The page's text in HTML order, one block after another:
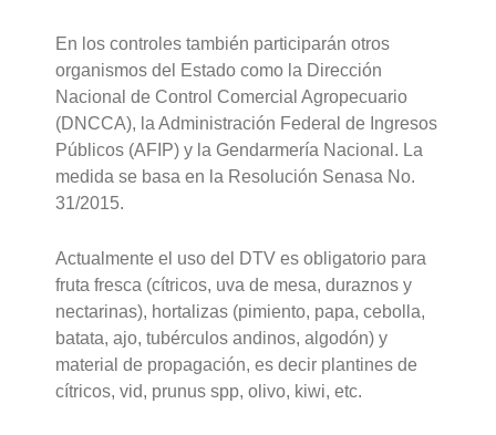
En los controles también participarán otros
organismos del Estado como la Dirección
Nacional de Control Comercial Agropecuario
(DNCCA), la Administración Federal de Ingresos
Públicos (AFIP) y la Gendarmería Nacional. La
medida se basa en la Resolución Senasa No.
31/2015.
Actualmente el uso del DTV es obligatorio para
fruta fresca (cítricos, uva de mesa, duraznos y
nectarinas), hortalizas (pimiento, papa, cebolla,
batata, ajo, tubérculos andinos, algodón) y
material de propagación, es decir plantines de
cítricos, vid, prunus spp, olivo, kiwi, etc.